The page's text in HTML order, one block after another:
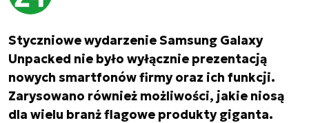
Styczniowe wydarzenie Samsung Galaxy
Unpacked nie było wyłącznie prezentacją
nowych smartfonów firmy oraz ich funkcji.
Zarysowano również możliwości, jakie niosą
dla wielu branż flagowe produkty giganta.